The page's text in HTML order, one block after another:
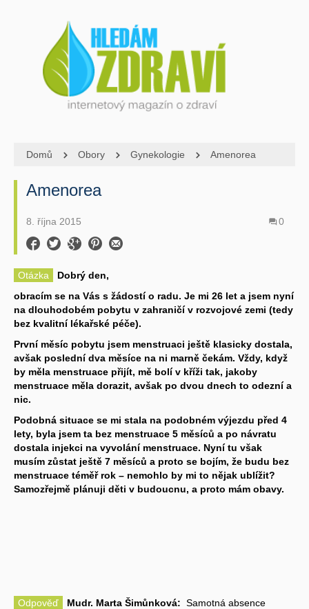
Domů Obory Gynekologie Amenorea
Amenorea
8. října 2015 0
Otázka
Dobrý den,
obracím se na Vás s žádostí o radu. Je mi 26 let a jsem nyní
na dlouhodobém pobytu v zahraničí v rozvojové zemi (tedy
bez kvalitní lékařské péče).
První měsíc pobytu jsem menstruaci ještě klasicky dostala,
avšak poslední dva měsíce na ni marně čekám. Vždy, když
by měla menstruace přijít, mě bolí v kříži tak, jakoby
menstruace měla dorazit, avšak po dvou dnech to odezní a
nic.
Podobná situace se mi stala na podobném výjezdu před 4
lety, byla jsem ta bez menstruace 5 měsíců a po návratu
dostala injekci na vyvolání menstruace. Nyní tu však
musím zůstat ještě 7 měsíců a proto se bojím, že budu bez
menstruace téměř rok – nemohlo by mi to nějak ublížit?
Samozřejmě plánuji děti v budoucnu, a proto mám obavy.
Odpověď Mudr. Marta Šimůnková: Samotná absence